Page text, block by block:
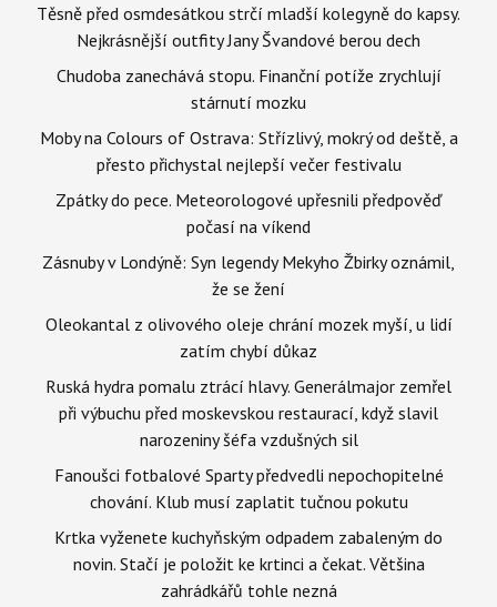
Těsně před osmdesátkou strčí mladší kolegyně do kapsy.
Nejkrásnější outfity Jany Švandové berou dech
Chudoba zanechává stopu. Finanční potíže zrychlují
stárnutí mozku
Moby na Colours of Ostrava: Střízlivý, mokrý od deště, a
přesto přichystal nejlepší večer festivalu
Zpátky do pece. Meteorologové upřesnili předpověď
počasí na víkend
Zásnuby v Londýně: Syn legendy Mekyho Žbirky oznámil,
že se žení
Oleokantal z olivového oleje chrání mozek myší, u lidí
zatím chybí důkaz
Ruská hydra pomalu ztrácí hlavy. Generálmajor zemřel
při výbuchu před moskevskou restaurací, když slavil
narozeniny šéfa vzdušných sil
Fanoušci fotbalové Sparty předvedli nepochopitelné
chování. Klub musí zaplatit tučnou pokutu
Krtka vyženete kuchyňským odpadem zabaleným do
novin. Stačí je položit ke krtinci a čekat. Většina
zahrádkářů tohle nezná